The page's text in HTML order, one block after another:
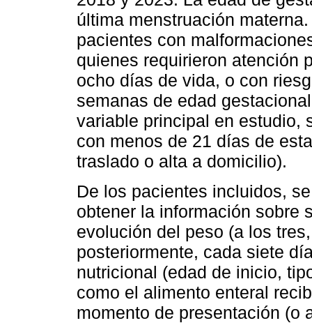
última menstruación
pacientes con
quienes requirieron atención
ocho días de vida, o con
semanas de edad
variable principal en estudio,
con menos de 21 días de
traslado o alta a domicilio).
De los pacientes incluidos,
obtener la información sobre
evolución del peso (a los
posteriormente, cada siete
nutricional (edad de inicio,
como el alimento enteral
momento de presentación (o